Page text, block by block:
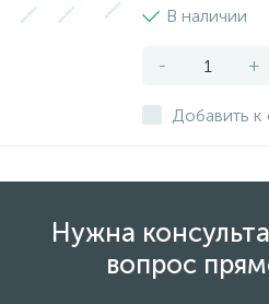
В наличии
- +
Добавить
Нужна
вопрос